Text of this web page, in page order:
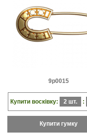
9p0015
Купити восківку: 2 шт. :
Купити гумку